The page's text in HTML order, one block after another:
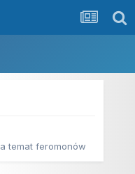
temat feromonów